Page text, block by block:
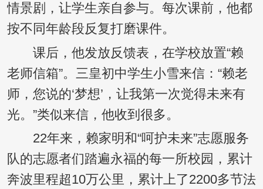
情景剧，让学生亲自参与。每次课前，他都
按不同年龄段反复打磨课件。
课后，他发放反馈表，在学校放置“赖
老师信箱”。三皇初中学生小雪来信：“赖老
师，您说的‘梦想’，让我第一次觉得未来有
光。”类似来信，他收到很多。
22年来，赖家明和“呵护未来”志愿服务
队的志愿者们踏遍永福的每一所校园，累计
奔波里程超10万公里，累计上了2200多节法